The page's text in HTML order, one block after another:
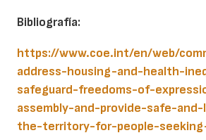
Bibliografía:
https://www.coe.int/en/web/
address-housing-and-health-
safeguard-freedoms-of-
assembly-and-provide-safe-
the-territory-for-people-